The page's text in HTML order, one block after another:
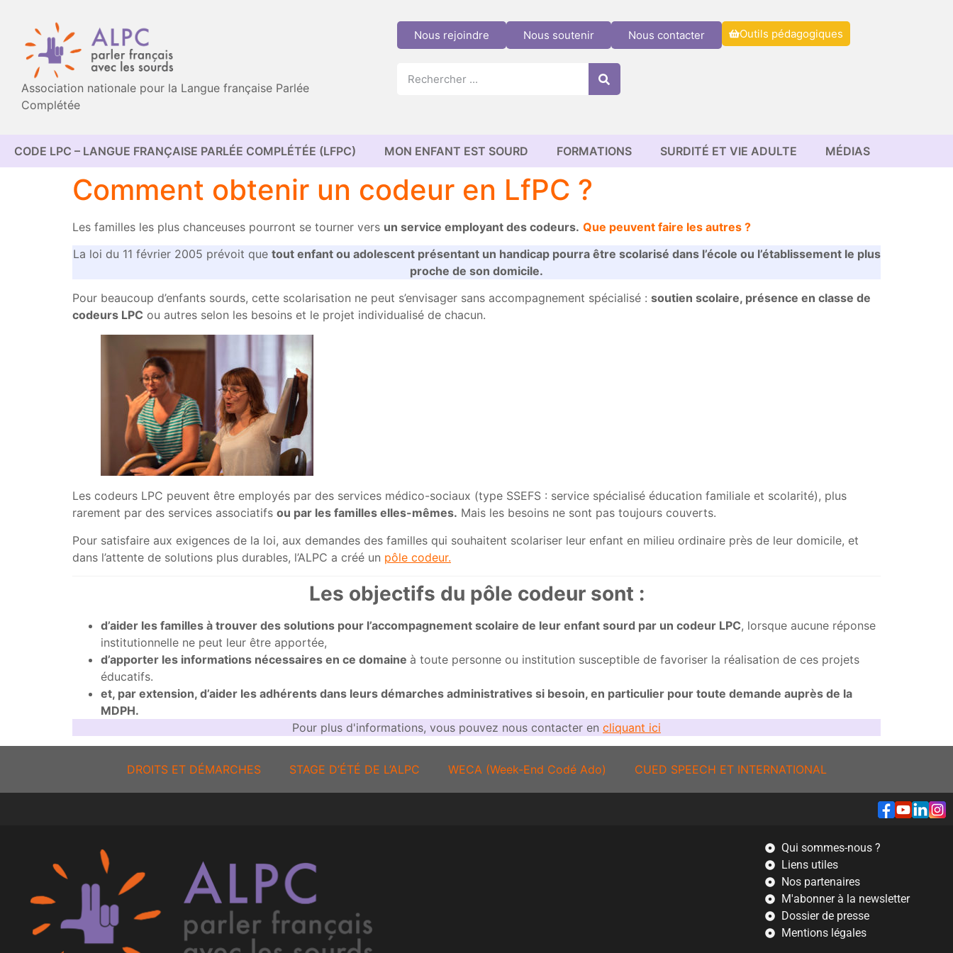
Association nationale pour la Langue française Parlée
Complétée
Nous rejoindre Nous soutenir Nous contacter Outils pédagogiques
CODE LPC – LANGUE FRANÇAISE PARLÉE COMPLÉTÉE (LFPC) MON ENFANT EST SOURD FORMATIONS SURDITÉ ET VIE ADULTE MÉDIAS
Comment obtenir un codeur en LfPC ?
Les familles les plus chanceuses pourront se tourner vers un service employant des codeurs. Que peuvent faire les autres ?
La loi du 11 février 2005 prévoit que tout enfant ou adolescent présentant un handicap pourra être scolarisé dans l’école ou l’établissement le plus
proche de son domicile.
Pour beaucoup d’enfants sourds, cette scolarisation ne peut s’envisager sans accompagnement spécialisé : soutien scolaire, présence en classe de
codeurs LPC ou autres selon les besoins et le projet individualisé de chacun.
Les codeurs LPC peuvent être employés par des services médico-sociaux (type SSEFS : service spécialisé éducation familiale et scolarité), plus
rarement par des services associatifs ou par les familles elles-mêmes. Mais les besoins ne sont pas toujours couverts.
Pour satisfaire aux exigences de la loi, aux demandes des familles qui souhaitent scolariser leur enfant en milieu ordinaire près de leur domicile, et
dans l’attente de solutions plus durables, l’ALPC a créé un pôle codeur.
Les objectifs du pôle codeur sont :
d’aider les familles à trouver des solutions pour l’accompagnement scolaire de leur enfant sourd par un codeur LPC, lorsque aucune réponse
institutionnelle ne peut leur être apportée,
d’apporter les informations nécessaires en ce domaine à toute personne ou institution susceptible de favoriser la réalisation de ces projets
éducatifs.
et, par extension, d’aider les adhérents dans leurs démarches administratives si besoin, en particulier pour toute demande auprès de la
MDPH.
Pour plus d'informations, vous pouvez nous contacter en cliquant ici
DROITS ET DÉMARCHES STAGE D’ÉTÉ DE L’ALPC WECA (Week-End Codé Ado) CUED SPEECH ET INTERNATIONAL
Qui sommes-nous ?
Liens utiles
Nos partenaires
M'abonner à la newsletter
Dossier de presse
Mentions légales